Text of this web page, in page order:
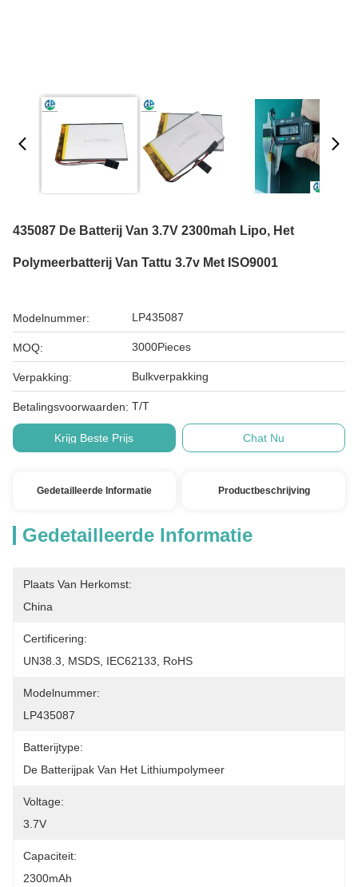
435087 De Batterij Van 3.7V 2300mah Lipo, Het
Polymeerbatterij Van Tattu 3.7v Met ISO9001
Modelnummer: LP435087
MOQ: 3000Pieces
Verpakking: Bulkverpakking
Betalingsvoorwaarden: T/T
Krijg Beste Prijs Chat Nu
Gedetailleerde Informatie Productbeschrijving
Gedetailleerde Informatie
Plaats Van Herkomst:
China
Certificering:
UN38.3, MSDS, IEC62133, RoHS
Modelnummer:
LP435087
Batterijtype:
De Batterijpak Van Het Lithiumpolymeer
Voltage:
3.7V
Capaciteit:
2300mAh